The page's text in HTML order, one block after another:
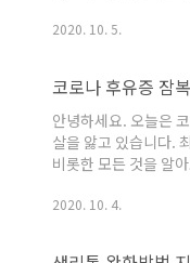
울해지는 현상을 겪
2020. 10. 5.
코로나 후유증 잠
안녕하세요. 오늘은
살을 앓고 있습니다.
비롯한 모든 것을 알
유증에는 전혀 언급
2020. 10. 4.